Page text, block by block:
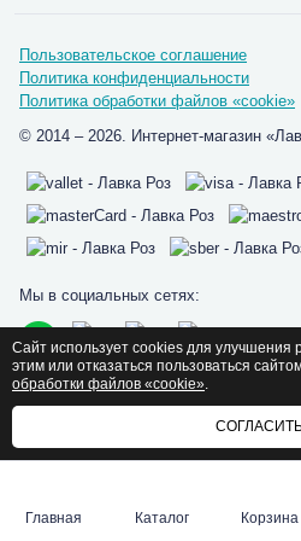
Пользовательское соглашение
Политика конфиденциальности
Политика обработки файлов «cookie»
© 2014 – 2026. Интернет-магазин
Мы в социальных сетях:
Главная Каталог Корзина
Сайт использует cookies для улучшения
этим или отказаться пользоваться
обработки файлов «cookie».